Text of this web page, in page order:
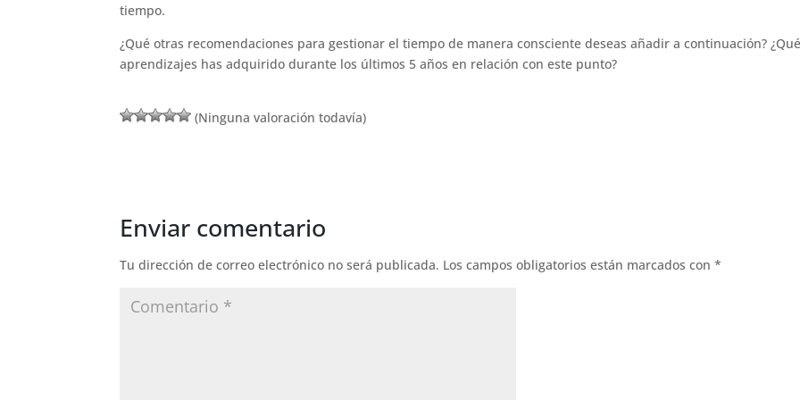
tiempo.
¿Qué otras recomendaciones para gestionar el tiempo de manera consciente deseas añadir a continuación?
aprendizajes has adquirido durante los últimos 5 años en relación con este punto?
(Ninguna valoración todavía)
Enviar comentario
Tu dirección de correo electrónico no será publicada. Los campos obligatorios están marcados con*